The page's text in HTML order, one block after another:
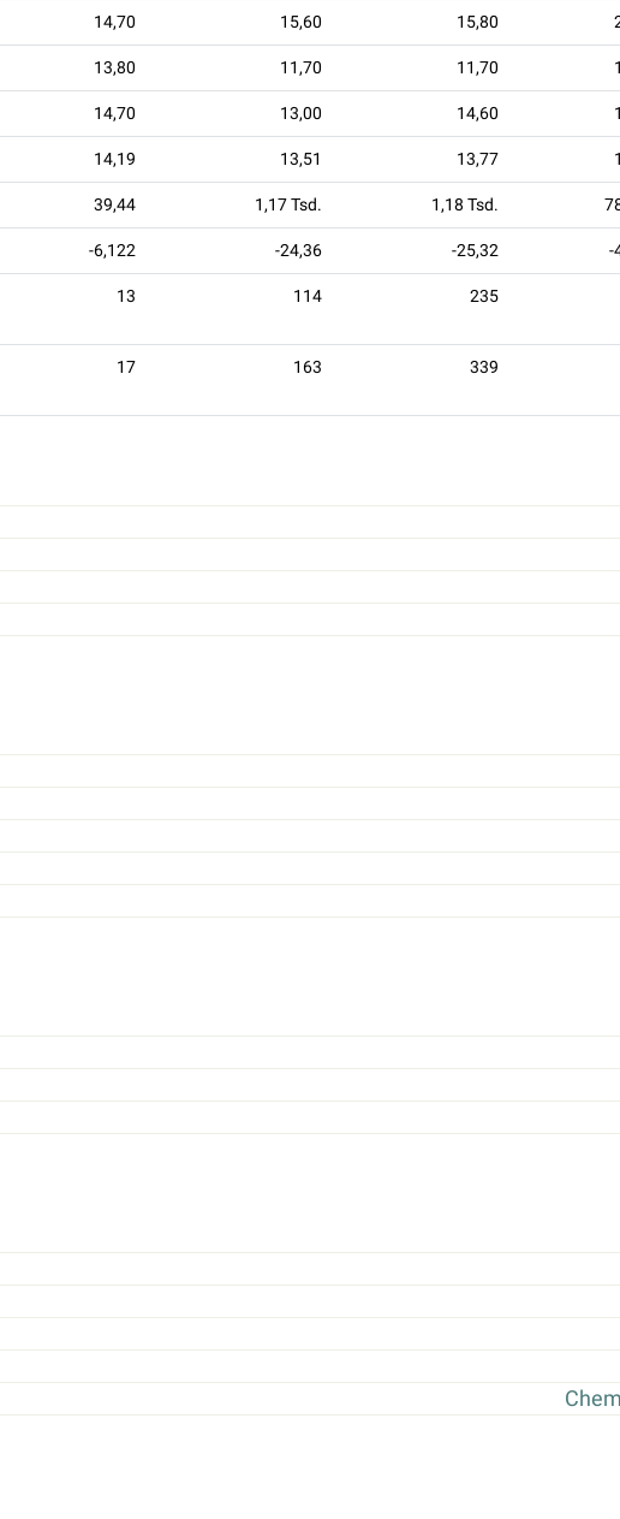
14,70 15,60 15,80
13,80 11,70 11,70
14,70 13,00 14,60
14,19 13,51 13,77
39,44 1,17 Tsd. 1,18 Tsd.
-6,122 -24,36 -25,32 -
13 114 235
17 163 339